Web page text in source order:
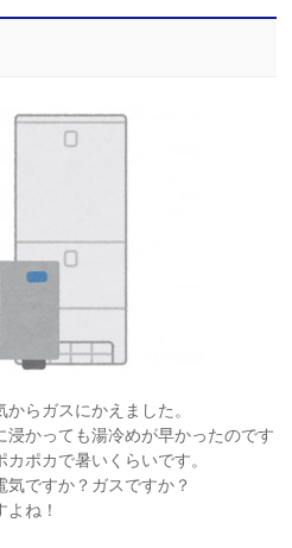
らガスにかえました。
かっても湯冷めが早かったのです
ポカで暑いくらいです。
ですか？ガスですか？
ね！